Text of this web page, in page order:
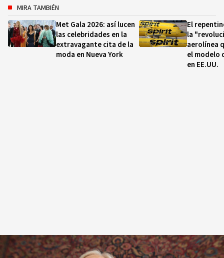
MIRA TAMBIÉN
Met Gala 2026: así lucen
las celebridades en la
extravagante cita de la
moda en Nueva York
El
la
aerolínea
el modelo
en EE.UU.